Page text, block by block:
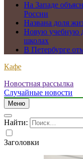
На Западе
России
Названа доля
Новую учебную
школах
В Петербурге
Кафе
Новостная рассылка
Случайные новости
Меню
Найти:
Заголовки